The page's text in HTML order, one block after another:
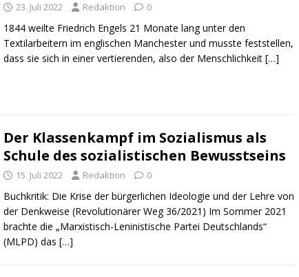
23. Juli 2022 Redaktion 0
1844 weilte Friedrich Engels 21 Monate lang unter den
Textilarbeitern im englischen Manchester und musste feststellen,
dass sie sich in einer vertierenden, also der Menschlichkeit […]
Der Klassenkampf im Sozialismus als
Schule des sozialistischen Bewusstseins
15. Juli 2022 Redaktion 0
Buchkritik: Die Krise der bürgerlichen Ideologie und der Lehre von
der Denkweise (Revolutionärer Weg 36/2021) Im Sommer 2021
brachte die „Marxistisch-Leninistische Partei Deutschlands“
(MLPD) das […]